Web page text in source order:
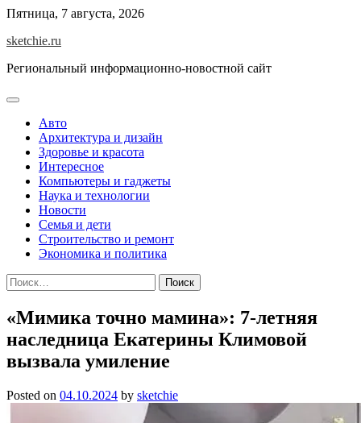
Skip
content
Пятница, 7 августа, 2026
sketchie.ru
Региональный информационно-новостной сайт
Авто
Архитектура и дизайн
Здоровье и красота
Интересное
Компьютеры и гаджеты
Наука и технологии
Новости
Семья и дети
Строительство и ремонт
Экономика и политика
Найти:
«Мимика точно мамина»: 7-летняя
наследница Екатерины Климовой
вызвала умиление
Posted on 04.10.2024 by sketchie